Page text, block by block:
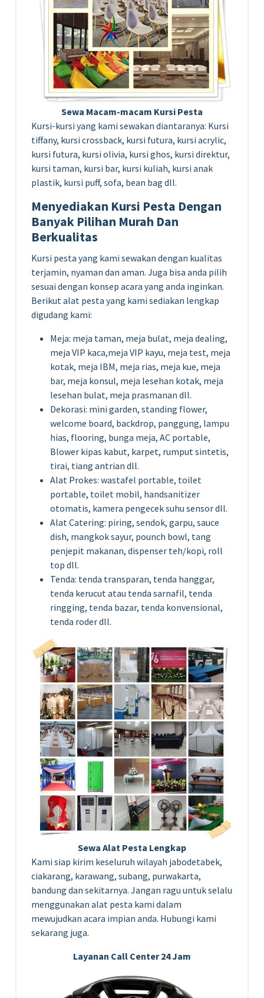
Sewa Macam-macam Kursi Pesta
Kursi-kursi yang kami sewakan diantaranya: Kursi
tiffany, kursi crossback, kursi futura, kursi acrylic,
kursi futura, kursi olivia, kursi ghos, kursi direktur,
kursi taman, kursi bar, kursi kuliah, kursi anak
plastik, kursi puff, sofa, bean bag dll.
Menyediakan Kursi Pesta Dengan
Banyak Pilihan Murah Dan
Berkualitas
Kursi pesta yang kami sewakan dengan kualitas
terjamin, nyaman dan aman. Juga bisa anda pilih
sesuai dengan konsep acara yang anda inginkan.
Berikut alat pesta yang kami sediakan lengkap
digudang kami:
Meja: meja taman, meja bulat, meja dealing,
meja VIP kaca,meja VIP kayu, meja test, meja
kotak, meja IBM, meja rias, meja kue, meja
bar, meja konsul, meja lesehan kotak, meja
lesehan bulat, meja prasmanan dll.
Dekorasi: mini garden, standing flower,
welcome board, backdrop, panggung, lampu
hias, flooring, bunga meja, AC portable,
Blower kipas kabut, karpet, rumput sintetis,
tirai, tiang antrian dll.
Alat Prokes: wastafel portable, toilet
portable, toilet mobil, handsanitizer
otomatis, kamera pengecek suhu sensor dll.
Alat Catering: piring, sendok, garpu, sauce
dish, mangkok sayur, pounch bowl, tang
penjepit makanan, dispenser teh/kopi, roll
top dll.
Tenda: tenda transparan, tenda hanggar,
tenda kerucut atau tenda sarnafil, tenda
ringging, tenda bazar, tenda konvensional,
tenda roder dll.
Sewa Alat Pesta Lengkap
Kami siap kirim keseluruh wilayah jabodetabek,
ciakarang, karawang, subang, purwakarta,
bandung dan sekitarnya. Jangan ragu untuk selalu
menggunakan alat pesta kami dalam
mewujudkan acara impian anda. Hubungi kami
sekarang juga.
Layanan Call Center 24 Jam